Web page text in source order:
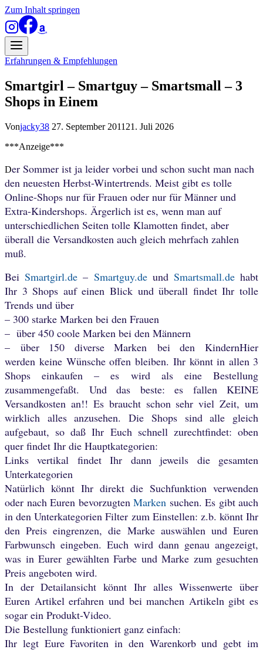
Zum Inhalt springen
Erfahrungen & Empfehlungen
Smartgirl – Smartguy – Smartsmall – 3
Shops in Einem
Vonjacky38 27. September 2011 21. Juli 2026
***Anzeige***
Der Sommer ist ja leider vorbei und schon sucht man nach
den neuesten Herbst-Wintertrends. Meist gibt es tolle
Online-Shops nur für Frauen oder nur für Männer und
Extra-Kindershops. Ärgerlich ist es, wenn man auf
unterschiedlichen Seiten tolle Klamotten findet, aber
überall die Versandkosten auch gleich mehrfach zahlen
muß.
BeiSmartgirl.de – Smartguy.deund Smartsmall.dehabt
Ihr 3 Shops auf einen Blick und überall findet Ihr tolle
Trends und über
– 300 starke Marken bei den Frauen
– über 450 coole Marken bei den Männern
– über 150 diverse Marken bei den KindernHier
werden keine Wünsche offen bleiben. Ihr könnt in allen 3
Shops einkaufen – es wird als eine Bestellung
zusammengefaßt. Und das beste: es fallen KEINE
Versandkosten an!! Es braucht schon sehr viel Zeit, um
wirklich alles anzusehen.Die Shops sind alle gleich
aufgebaut, so daß Ihr Euch schnell zurechtfindet: oben
quer findet Ihr die Hauptkategorien:
Links vertikal findet Ihr dann jeweils die gesamten
Unterkategorien
Natürlich könnt Ihr direkt die Suchfunktion verwenden
oder nach Euren bevorzugten Marken suchen. Es gibt auch
in den Unterkategorien Filter zum Einstellen: z.b. könnt Ihr
den Preis eingrenzen, die Marke auswählen und Euren
Farbwunsch eingeben. Euch wird dann genau angezeigt,
was in Eurer gewählten Farbe und Marke zum gesuchten
Preis angeboten wird.
In der Detailansicht könnt Ihr alles Wissenwerte über
Euren Artikel erfahren und bei manchen Artikeln gibt es
sogar ein Produkt-Video.
Die Bestellung funktioniert ganz einfach:
Ihr legt Eure Favoriten in den Warenkorb und gebt im